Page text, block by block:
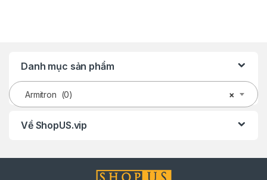
Danh mục sản phẩm
×
Armitron (0)
Về ShopUS.vip